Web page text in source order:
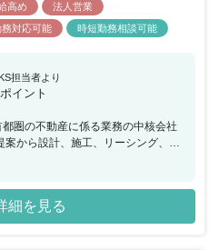
高め
法人営業
対応可能 時短勤務相談可能
担当者より
イント
圏の不動産に係る業務の中核会社
から設計、施工、リーシング、ビ
全てに営業担当としてかかわるこ
とともに社員個人としても成長で
ついて、営業エリアの地権者に対し
ルティングを行い、契約の締結に
細を見る